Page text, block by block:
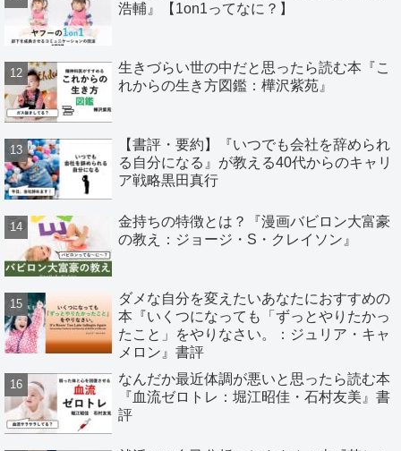
浩輔』【1on1ってなに？】
生きづらい世の中だと思ったら読む本『こ
れからの生き方図鑑：樺沢紫苑』
【書評・要約】『いつでも会社を辞められ
る自分になる』が教える40代からのキャリ
ア戦略黒田真行
金持ちの特徴とは？『漫画バビロン大富豪
の教え：ジョージ・S・クレイソン』
ダメな自分を変えたいあなたにおすすめの
本『いくつになっても「ずっとやりたかっ
たこと」をやりなさい。：ジュリア・キャ
メロン』書評
なんだか最近体調が悪いと思ったら読む本
『血流ゼロトレ：堀江昭佳・石村友美』書
評